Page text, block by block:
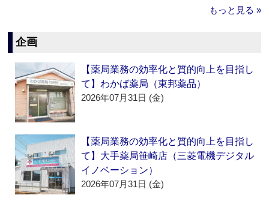
もっと見る »
企画
【薬局業務の効率化と質的向上を目指し
て】わかば薬局（東邦薬品）
2026年07月31日 (金)
【薬局業務の効率化と質的向上を目指し
て】大手薬局笹崎店（三菱電機デジタル
イノベーション）
2026年07月31日 (金)